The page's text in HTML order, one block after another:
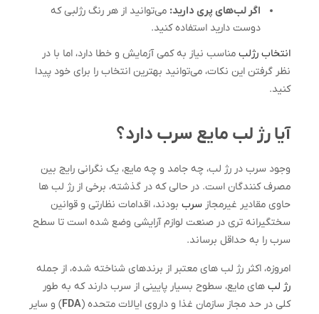
اگر لب‌های پری دارید: می‌توانید از هر رنگ رژلبی که
دوست دارید استفاده کنید.
انتخاب رژلب مناسب نیاز به کمی آزمایش و خطا دارد، اما با در
نظر گرفتن این نکات، می‌توانید بهترین انتخاب را برای خود پیدا
کنید.
آیا رژ لب مایع سرب دارد؟
وجود سرب در رژ لب، چه جامد و چه مایع، یک نگرانی رایج بین
مصرف کنندگان است. در حالی که در گذشته، برخی از رژ لب ها
حاوی مقادیر غیرمجاز سرب بودند، اقدامات نظارتی و قوانین
سختگیرانه تری در صنعت لوازم آرایشی وضع شده است تا سطح
سرب را به حداقل برساند.
امروزه، اکثر رژ لب های معتبر از برندهای شناخته شده، از جمله
رژ لب های مایع، سطوح بسیار پایینی از سرب دارند که به طور
کلی در حد مجاز سازمان غذا و داروی ایالات متحده (FDA) و سایر